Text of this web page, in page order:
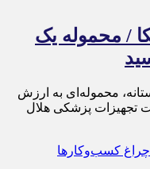
/ محموله یک
محموله‌ای به ارزش
تجهیزات پزشکی هلال